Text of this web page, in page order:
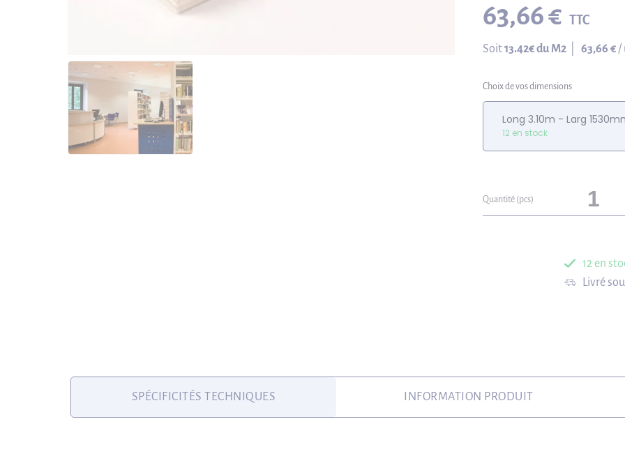
63,66 € TTC
Soit13.42€ du M2 63,66 € /
Choix de vos dimensions
Long 3.10m - Larg
12 en stock
Quantité (pcs)
12 en
Livré
SPÉCIFICITÉS TECHNIQUES INFORMATION PRODUIT